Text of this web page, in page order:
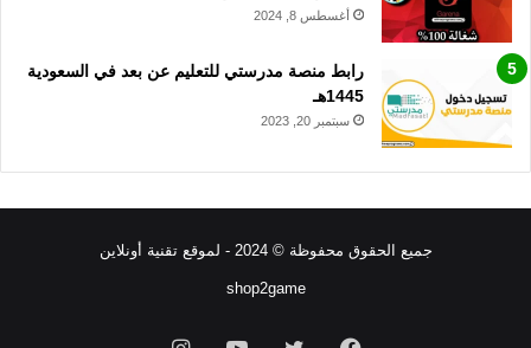
أغسطس 8, 2024
رابط منصة مدرستي للتعليم عن بعد في السعودية
1445هـ
سبتمبر 20, 2023
جميع الحقوق محفوظة © 2024 - لموقع تقنية أونلاين
shop2game